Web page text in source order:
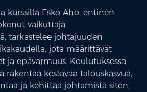
kurssilla Esko Aho, entinen
vaikuttaja
tarkastelee johtajuuden
jota määrittävät
ja epävarmuus. Koulutuksessa
rakentaa kestävää talouskasvua,
ja kehittää johtamista siten,